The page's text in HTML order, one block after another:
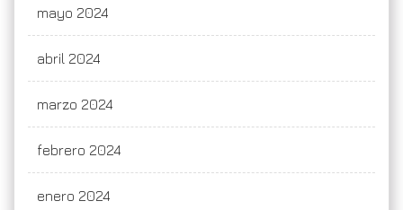
mayo 2024
abril 2024
marzo 2024
febrero 2024
enero 2024